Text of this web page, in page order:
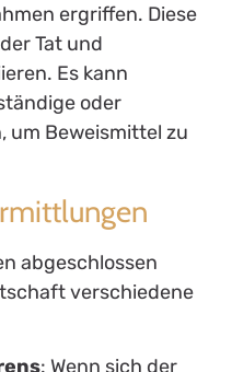
ergriffen. Diese
Tat und
Es kann
oder
um Beweismittel zu
abgeschlossen
verschiedene
: Wenn sich der